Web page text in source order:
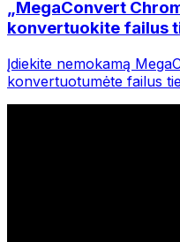
„MegaConvert
konvertuokite failus
Įdiekite nemokamą
konvertuotumėte failus